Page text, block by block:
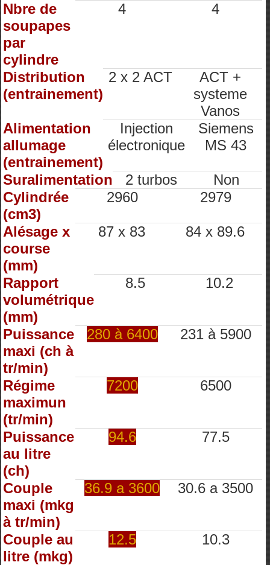
Nbre de
soupapes
par
cylindre
4 4
Distribution
(entrainement)
2 x 2 ACT
ACT +
systeme
Vanos
Alimentation
allumage
(entrainement)
Injection
électronique
Siemens
MS 43
Suralimentation 2 turbos
Non
Cylindrée
(cm3)
2960 2979
Alésage x
course
(mm)
87 x 83 84 x 89.6
Rapport
volumétrique
(mm)
8.5 10.2
Puissance
maxi (ch à
tr/min)
280 à 6400 231 à 5900
Régime
maximun
(tr/min)
7200 6500
Puissance
au litre
(ch)
94.6 77.5
Couple
maxi (mkg
à tr/min)
36.9 a 3600 30.6 a 3500
Couple au
litre (mkg)
12.5 10.3